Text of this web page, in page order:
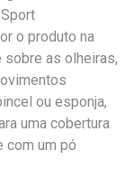
o produto na
sobre as olheiras,
ou esponja,
uma cobertura
com um pó